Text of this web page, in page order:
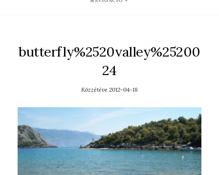
butterfly%2520valley%25200
24
Közzétéve 2012-04-18